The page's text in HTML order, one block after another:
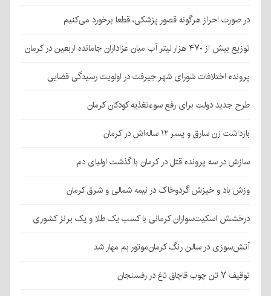
در صورت احراز هرگونه قصور پزشکی، قطعا برخورد می‌کنیم
توزیع بیش از ۴۷۰ هزار لیتر آب میان عزاداران جامانده اربعین در کرمان
پرونده اختلافات شورای شهر جیرفت در اولویت رسیدگی قضایی
طرح جدید دولت برای رفع سوءتغذیه کودکان کرمان
بازداشت زن سارق و پسر ۱۲ ساله‌اش در کرمان
سازش در سه پرونده قتل در کرمان با گذشت اولیای دم
وزش باد و خیزش گردوخاک در نیمه شمالی و شرق کرمان
درخشش اسکیت‌سواران کرمانی با کسب یک طلا و یک برنز کشوری
آتش‌سوزی در سالن رنگ کرمان‌موتور بم مهار شد
توقیف ۷ تن چوب قاچاق تاغ در رفسنجان